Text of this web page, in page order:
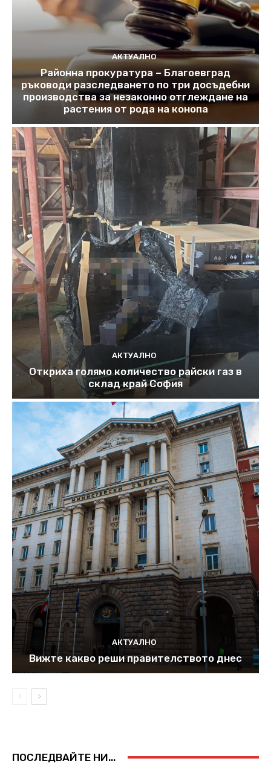
АКТУАЛНО
Районна прокуратура – Благоевград
ръководи разследването по три досъдебни
производства за незаконно отглеждане на
растения от рода на конопа
АКТУАЛНО
Откриха голямо количество райски газ в
склад край София
АКТУАЛНО
Вижте какво реши правителството днес
ПОСЛЕДВАЙТЕ НИ...